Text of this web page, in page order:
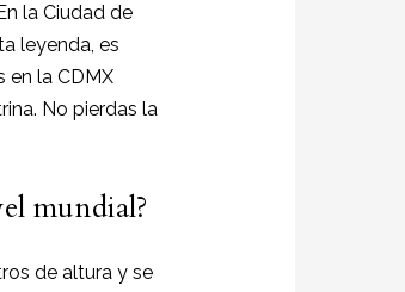
la Ciudad de
leyenda, es
en la CDMX
No pierdas la
mundial?
de altura y se